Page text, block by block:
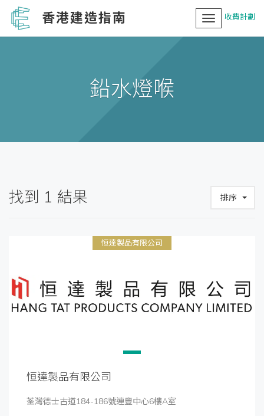
香港建造指南 收費計劃
Toggle
navigation
鉛水燈喉
找到 1 結果 排序
恒達製品有限公司
恒達製品有限公司
荃灣德士古道184-186號連豐中心6樓A室